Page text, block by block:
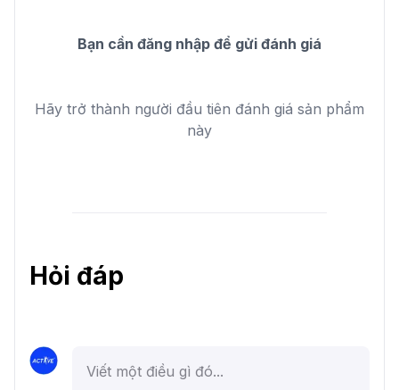
Bạn cần đăng nhập để gửi đánh giá
Hãy trở thành người đầu tiên đánh giá sản phẩm
này
Hỏi đáp